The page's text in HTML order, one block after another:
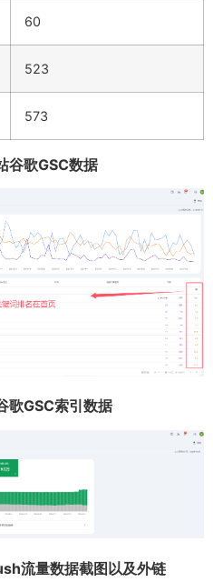
60
523
573
谷歌GSC数据
歌GSC索引数据
流量数据截图以及外链